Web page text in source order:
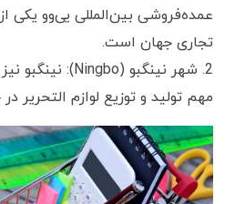
عمده‌فروشی بین‌المللی یی‌وو یکی از
تجاری جهان است.
شهر نینگبو (Ningbo): نینگبو
مهم تولید و توزیع لوازم التحریر